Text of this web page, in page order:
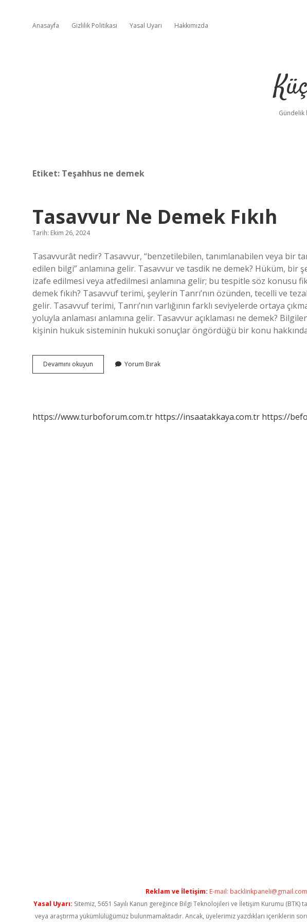
Anasayfa Gizlilik Politikası Yasal Uyarı Hakkımızda
Gündelik
Etiket: Teşahhus ne demek
Tasavvur Ne Demek Fıkıh
Tarih: Ekim 26, 2024
Tasavvurât nedir? Tasavvur, “benzetilebilen, tanımlanabilen veya bir
edilen bilgi” anlamına gelir. Tasavvur ve tasdik ne demek? Hüküm, bir
izafe edilmesi veya atfedilmesi anlamına gelir; bu tespitle söz konusu
demek fıkıh? Tasavvuf terimi, şeylerin Tanrı’nın özünden, tecelli ve
gelir. Tasavvuf terimi, Tanrı’nın varlığının farklı seviyelerde ortaya
yoluyla anlaması anlamına gelir. Tasavvur açıklaması ne demek?
kişinin hukuk sisteminin hukuki sonuçlar öngördüğü bir konu
Devamını okuyun Tasavvur
Ne
Yorum Bırak
https://www.turboforum.com.tr https://insaatakkaya.com.tr https://
Reklam ve İletişim: E-mail: backlinkpaneli@gmail.com
Yasal Uyarı: Sitemiz, 5651 Sayılı Kanun gereğince Bilgi Teknolojileri ve İletişim Kurumu
veya araştırma yükümlülüğümüz bulunmamaktadır. Ancak, üyelerimiz yazdıkları içeriklerin